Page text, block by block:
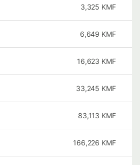
3,325 KMF
6,649 KMF
16,623 KMF
33,245 KMF
83,113 KMF
166,226 KMF